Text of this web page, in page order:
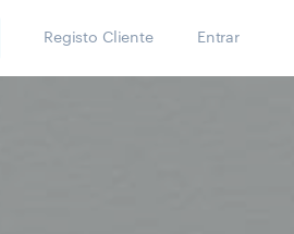
Registo Cliente Entrar